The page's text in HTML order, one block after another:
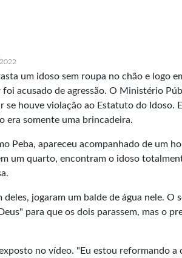
um idoso sem roupa no chão e logo
acusado de agressão. O Ministério
houve violação ao Estatuto do Idoso.
era somente uma brincadeira.
Peba, apareceu acompanhado de um
um quarto, encontram o idoso
jogaram um balde de água nele. O
para que os dois parassem, mas o
no vídeo. "Eu estou reformando a